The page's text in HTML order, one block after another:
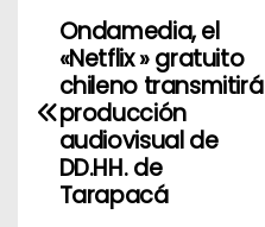
N
v
Ondamedia, el
«Netflix » gratuito
chileno transmitirá
producción
audiovisual de
DD.HH. de
Tarapacá